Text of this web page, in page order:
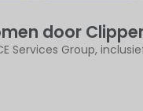
door
Services Group,